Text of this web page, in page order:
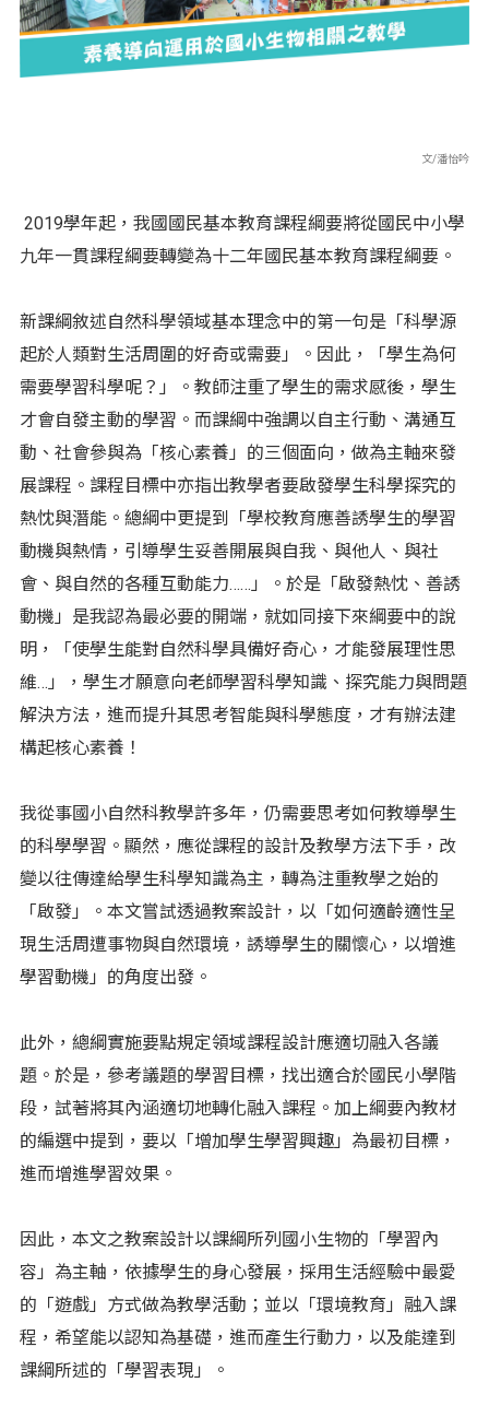
文/潘怡吟
2019學年起，我國國民基本教育課程綱要將從國民中小學
九年一貫課程綱要轉變為十二年國民基本教育課程綱要。
新課綱敘述自然科學領域基本理念中的第一句是「科學源
起於人類對生活周圍的好奇或需要」。因此，「學生為何
需要學習科學呢？」。教師注重了學生的需求感後，學生
才會自發主動的學習。而課綱中強調以自主行動、溝通互
動、社會參與為「核心素養」的三個面向，做為主軸來發
展課程。課程目標中亦指出教學者要啟發學生科學探究的
熱忱與潛能。總綱中更提到「學校教育應善誘學生的學習
動機與熱情，引導學生妥善開展與自我、與他人、與社
會、與自然的各種互動能力……」。於是「啟發熱忱、善誘
動機」是我認為最必要的開端，就如同接下來綱要中的說
明，「使學生能對自然科學具備好奇心，才能發展理性思
維…」，學生才願意向老師學習科學知識、探究能力與問題
解決方法，進而提升其思考智能與科學態度，才有辦法建
構起核心素養！
我從事國小自然科教學許多年，仍需要思考如何教導學生
的科學學習。顯然，應從課程的設計及教學方法下手，改
變以往傳達給學生科學知識為主，轉為注重教學之始的
「啟發」。本文嘗試透過教案設計，以「如何適齡適性呈
現生活周遭事物與自然環境，誘導學生的關懷心，以增進
學習動機」的角度出發。
此外，總綱實施要點規定領域課程設計應適切融入各議
題。於是，參考議題的學習目標，找出適合於國民小學階
段，試著將其內涵適切地轉化融入課程。加上綱要內教材
的編選中提到，要以「增加學生學習興趣」為最初目標，
進而增進學習效果。
因此，本文之教案設計以課綱所列國小生物的「學習內
容」為主軸，依據學生的身心發展，採用生活經驗中最愛
的「遊戲」方式做為教學活動；並以「環境教育」融入課
程，希望能以認知為基礎，進而產生行動力，以及能達到
課綱所述的「學習表現」。